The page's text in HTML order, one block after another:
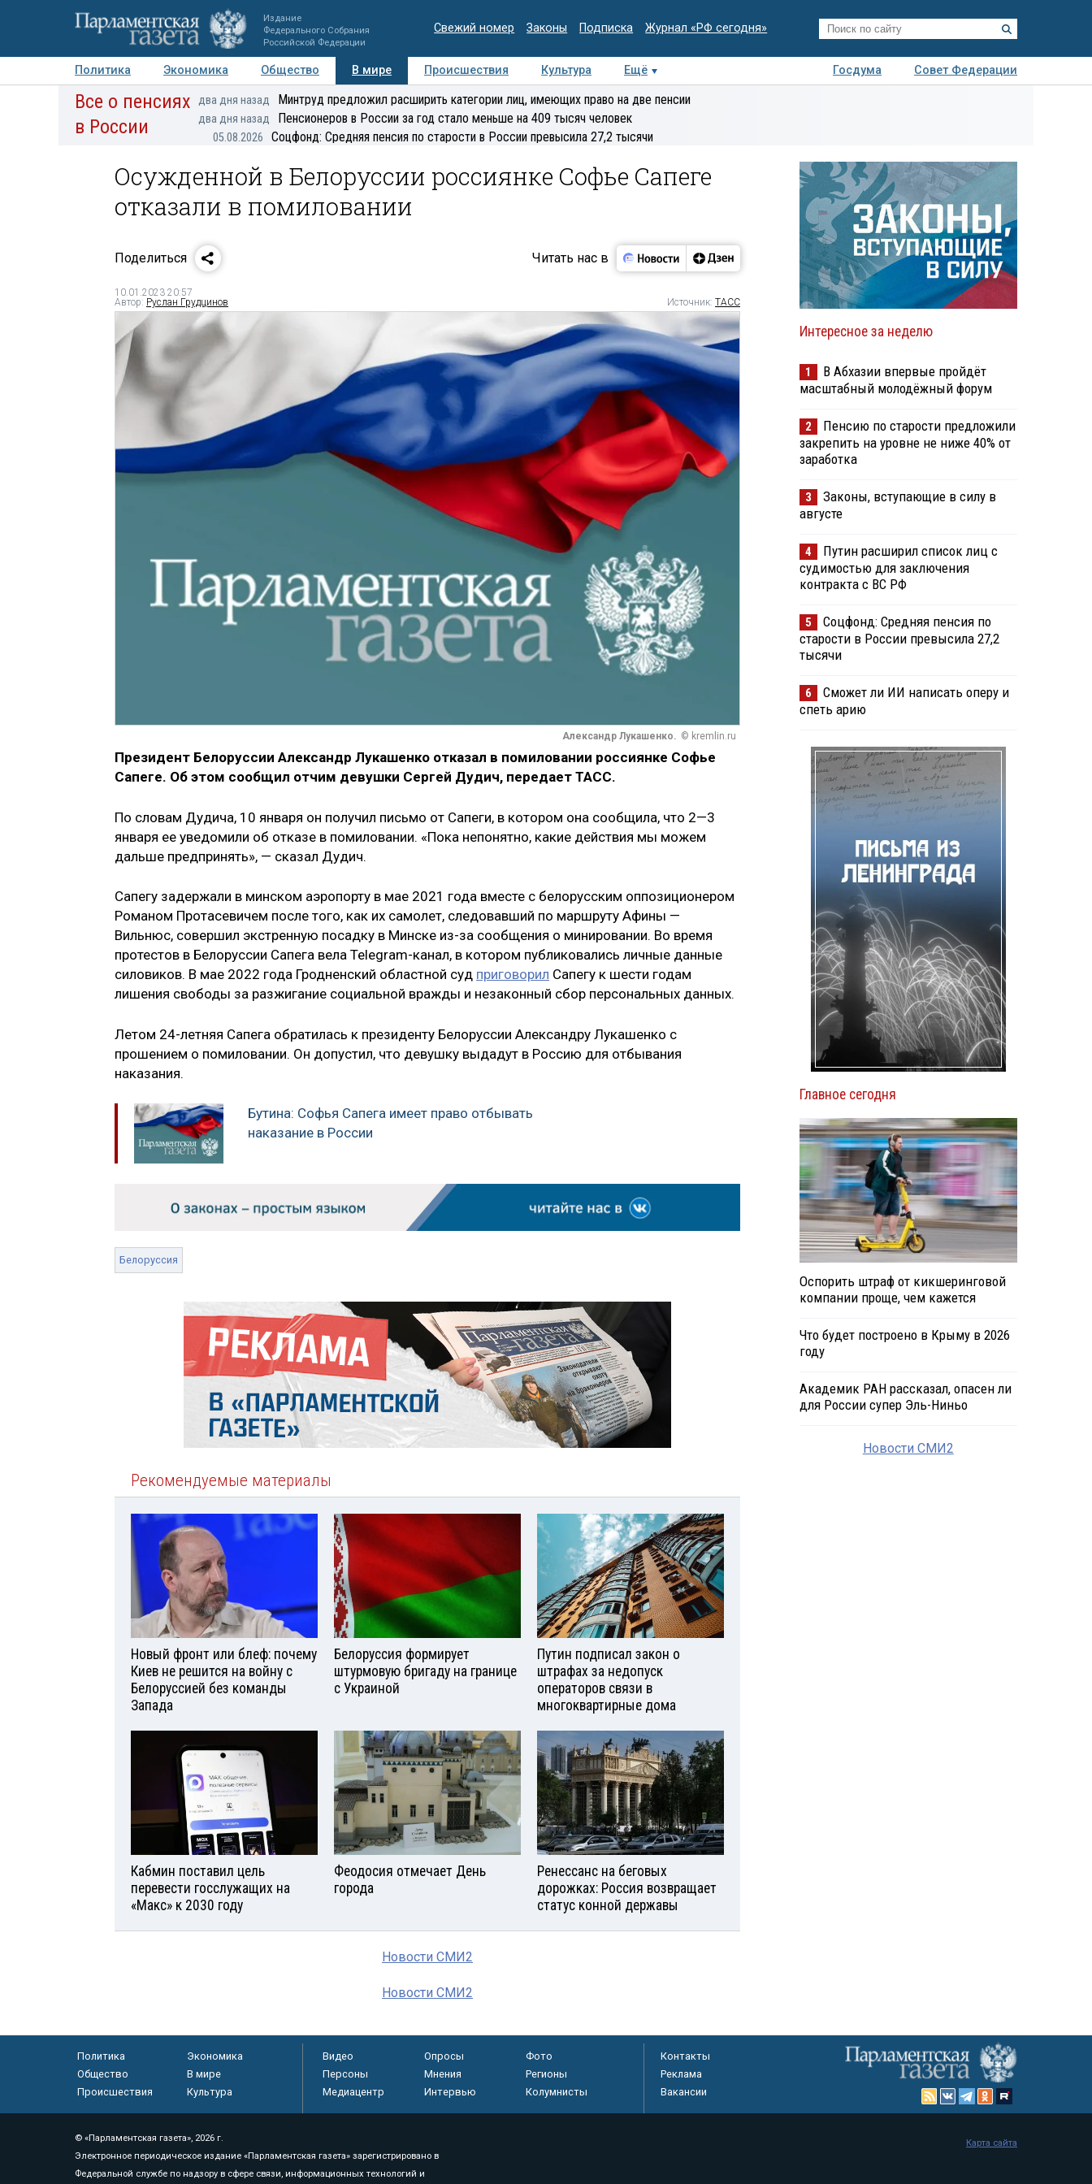
Издание
Федерального Собрания
Российской Федерации
Свежий номер Законы Подписка Журнал «РФ сегодня»
Политика Экономика Общество В мире Происшествия Культура Ещё Госдума
Совет Федерации
Авторы Персоны Мнения Регионы Медиацентр Интервью Колумнисты
Деловая
Все о пенсиях
в России
два дня назад Минтруд предложил расширить категории лиц, имеющих право на две пенсии
два дня назад Пенсионеров в России за год стало меньше на 409 тысяч человек
05.08.2026 Соцфонд: Средняя пенсия по старости в России превысила 27,2 тысячи
Осужденной в Белоруссии россиянке Софье Сапеге
отказали в помиловании
Поделиться Читать нас в
10.01.2023 20:57
Автор: Руслан Грудцинов Источник: ТАСС
Александр Лукашенко. © kremlin.ru
Президент Белоруссии Александр Лукашенко отказал в помиловании россиянке Софье
Сапеге. Об этом сообщил отчим девушки Сергей Дудич, передает ТАСС.
По словам Дудича, 10 января он получил письмо от Сапеги, в котором она сообщила, что 2—3
января ее уведомили об отказе в помиловании. «Пока непонятно, какие действия мы можем
дальше предпринять», — сказал Дудич.
Сапегу задержали в минском аэропорту в мае 2021 года вместе с белорусским оппозиционером
Романом Протасевичем после того, как их самолет, следовавший по маршруту Афины —
Вильнюс, совершил экстренную посадку в Минске из-за сообщения о минировании. Во время
протестов в Белоруссии Сапега вела Telegram-канал, в котором публиковались личные данные
силовиков. В мае 2022 года Гродненский областной суд приговорил Сапегу к шести годам
лишения свободы за разжигание социальной вражды и незаконный сбор персональных данных.
Летом 24-летняя Сапега обратилась к президенту Белоруссии Александру Лукашенко с
прошением о помиловании. Он допустил, что девушку выдадут в Россию для отбывания
наказания.
Бутина: Софья Сапега имеет право отбывать
наказание в России
Белоруссия
Рекомендуемые материалы
Новый фронт или блеф: почему
Киев не решится на войну с
Белоруссией без команды
Запада
Белоруссия формирует
штурмовую бригаду на границе
с Украиной
Путин подписал закон о
штрафах за недопуск
операторов связи в
многоквартирные дома
Кабмин поставил цель
перевести госслужащих на
«Макс» к 2030 году
Феодосия отмечает День
города
Ренессанс на беговых
дорожках: Россия возвращает
статус конной державы
Новости СМИ2
Новости СМИ2
Интересное за неделю
1
В Абхазии впервые пройдёт
масштабный молодёжный форум
2
Пенсию по старости предложили
закрепить на уровне не ниже 40% от
заработка
3
Законы, вступающие в силу в
августе
4
Путин расширил список лиц с
судимостью для заключения
контракта с ВС РФ
5
Соцфонд: Средняя пенсия по
старости в России превысила 27,2
тысячи
6
Сможет ли ИИ написать оперу и
спеть арию
Главное сегодня
Оспорить штраф от кикшеринговой
компании проще, чем кажется
Что будет построено в Крыму в 2026
году
Академик РАН рассказал, опасен ли
для России супер Эль-Ниньо
Новости СМИ2
Политика
Экономика
Общество
В мире
Происшествия
Культура
Видео Опросы
Фото
Персоны
Мнения
Регионы
Медиацентр
Интервью Колумнисты
Контакты
Реклама
Вакансии
© «Парламентская газета», 2026 г.
Электронное периодическое издание «Парламентская газета» зарегистрировано в
Федеральной службе по надзору в сфере связи, информационных технологий и
Карта сайта